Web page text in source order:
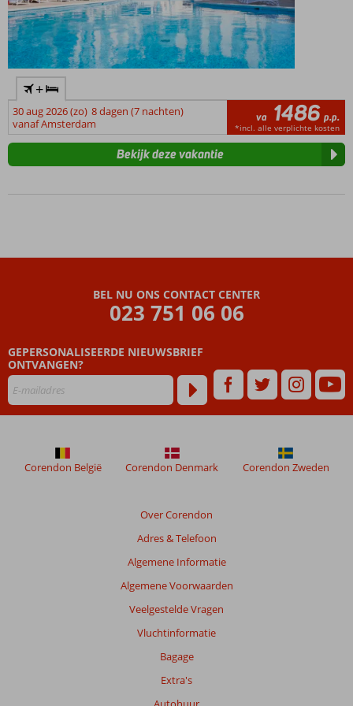
+
30 aug 2026 (zo) 8 dagen (7 nachten)
vanaf Amsterdam
va 1486 p.p.
*incl. alle verplichte kosten
Bekijk deze vakantie
BEL NU ONS CONTACT CENTER
023 751 06 06
GEPERSONALISEERDE NIEUWSBRIEF
ONTVANGEN?
Over Corendon
Adres & Telefoon
Algemene Informatie
Algemene Voorwaarden
Veelgestelde Vragen
Vluchtinformatie
Bagage
Extra's
Corendon België Corendon Denmark Corendon Zweden